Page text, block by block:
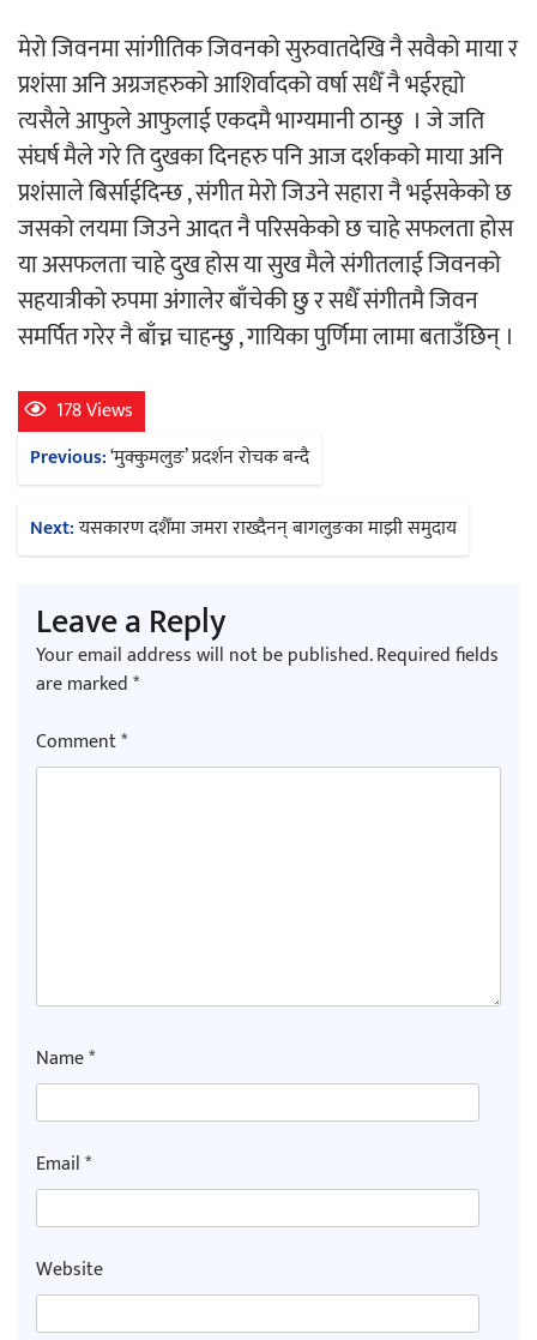
मेरो जिवनमा सांगीतिक जिवनको सुरुवातदेखि नै सवैको माया र
प्रशंसा अनि अग्रजहरुको आशिर्वादको वर्षा सधैँ नै भईरह्यो
त्यसैले आफुले आफुलाई एकदमै भाग्यमानी ठान्छु । जे जति
संघर्ष मैले गरे ति दुखका दिनहरु पनि आज दर्शकको माया अनि
प्रशंसाले बिर्साईदिन्छ , संगीत मेरो जिउने सहारा नै भईसकेको छ
जसको लयमा जिउने आदत नै परिसकेको छ चाहे सफलता होस
या असफलता चाहे दुख होस या सुख मैले संगीतलाई जिवनको
सहयात्रीको रुपमा अंगालेर बाँचेकी छु र सधैँ संगीतमै जिवन
समर्पित गरेर नै बाँच्न चाहन्छु , गायिका पुर्णिमा लामा बताउँछिन् ।
178 Views
Post
navigation
Previous:‘मुक्कुमलुङ’ प्रदर्शन रोचक बन्दै
Next:यसकारण दशैँमा जमरा राख्दैनन् बागलुङका माझी समुदाय
Leave a Reply
Your email address will not be published.Required fields
are marked*
Comment*
Name*
Email*
Website